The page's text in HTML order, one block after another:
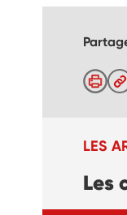
LES
Les